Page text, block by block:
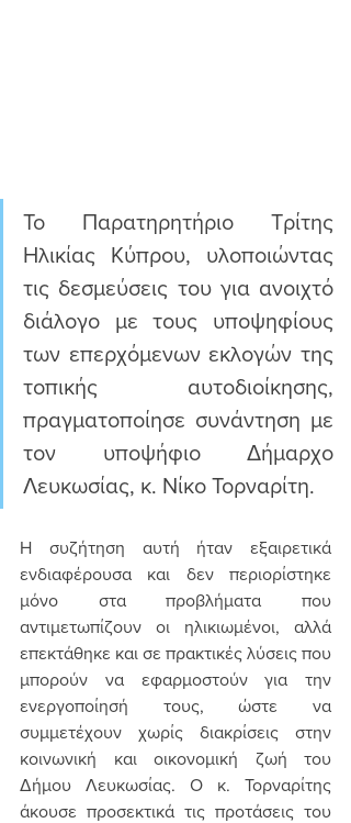
Το Παρατηρητήριο Τρίτης
Ηλικίας Κύπρου, υλοποιώντας
τις δεσμεύσεις του για ανοιχτό
διάλογο με τους υποψηφίους
των επερχόμενων εκλογών της
τοπικής αυτοδιοίκησης,
πραγματοποίησε συνάντηση με
τον υποψήφιο Δήμαρχο
Λευκωσίας, κ. Νίκο Τορναρίτη.
Η συζήτηση αυτή ήταν εξαιρετικά
ενδιαφέρουσα και δεν περιορίστηκε
μόνο στα προβλήματα που
αντιμετωπίζουν οι ηλικιωμένοι, αλλά
επεκτάθηκε και σε πρακτικές λύσεις που
μπορούν να εφαρμοστούν για την
ενεργοποίησή τους, ώστε να
συμμετέχουν χωρίς διακρίσεις στην
κοινωνική και οικονομική ζωή του
Δήμου Λευκωσίας. Ο κ. Τορναρίτης
άκουσε προσεκτικά τις προτάσεις του